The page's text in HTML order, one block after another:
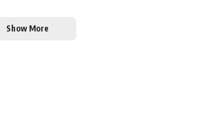
Show More